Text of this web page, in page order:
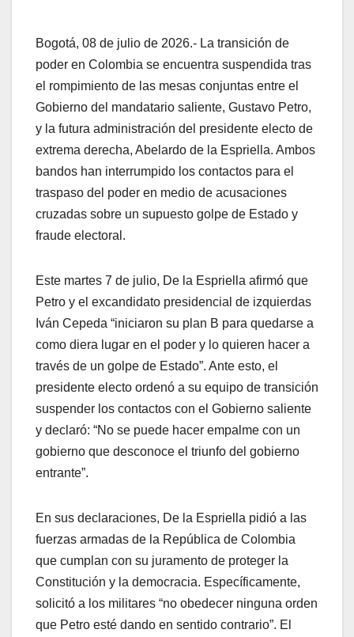
Bogotá, 08 de julio de 2026.- La transición de
poder en Colombia se encuentra suspendida tras
el rompimiento de las mesas conjuntas entre el
Gobierno del mandatario saliente, Gustavo Petro,
y la futura administración del presidente electo de
extrema derecha, Abelardo de la Espriella. Ambos
bandos han interrumpido los contactos para el
traspaso del poder en medio de acusaciones
cruzadas sobre un supuesto golpe de Estado y
fraude electoral.
Este martes 7 de julio, De la Espriella afirmó que
Petro y el excandidato presidencial de izquierdas
Iván Cepeda “iniciaron su plan B para quedarse a
como diera lugar en el poder y lo quieren hacer a
través de un golpe de Estado”. Ante esto, el
presidente electo ordenó a su equipo de transición
suspender los contactos con el Gobierno saliente
y declaró: “No se puede hacer empalme con un
gobierno que desconoce el triunfo del gobierno
entrante”.
En sus declaraciones, De la Espriella pidió a las
fuerzas armadas de la República de Colombia
que cumplan con su juramento de proteger la
Constitución y la democracia. Específicamente,
solicitó a los militares “no obedecer ninguna orden
que Petro esté dando en sentido contrario”. El